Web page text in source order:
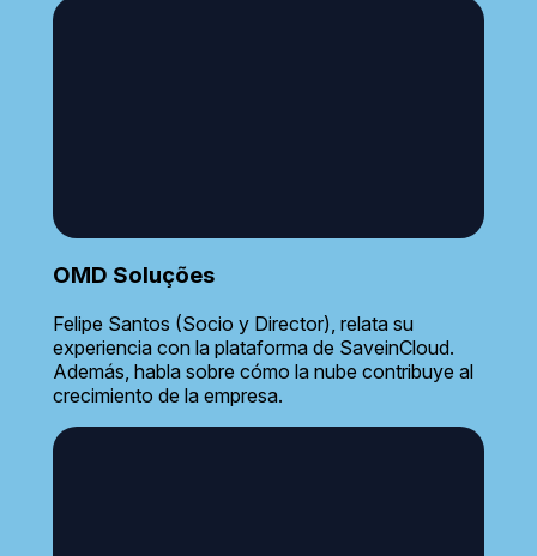
OMD Soluções
Felipe Santos (Socio y Director), relata su
experiencia con la plataforma de SaveinCloud.
Además, habla sobre cómo la nube contribuye al
crecimiento de la empresa.